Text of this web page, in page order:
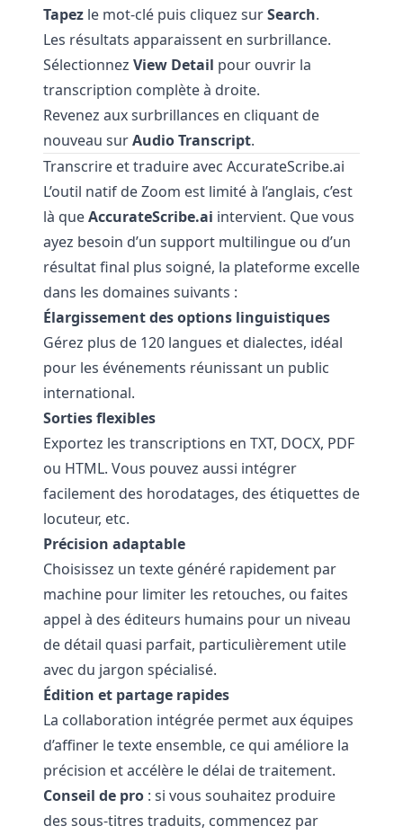
Tapez le mot-clé puis cliquez surSearch.
Les résultats apparaissent en surbrillance.
Sélectionnez View Detail pour ouvrir la
transcription complète à droite.
Revenez aux surbrillances en cliquant de
nouveau surAudio Transcript.
Transcrire et traduire avec AccurateScribe.ai
L’outil natif de Zoom est limité à l’anglais, c’est
là queAccurateScribe.ai intervient. Que vous
ayez besoin d’un support multilingue ou d’un
résultat final plus soigné, la plateforme excelle
dans les domaines suivants :
Élargissement des options linguistiques
Gérez plus de 120 langues et dialectes, idéal
pour les événements réunissant un public
international.
Sorties flexibles
Exportez les transcriptions en TXT, DOCX, PDF
ou HTML. Vous pouvez aussi intégrer
facilement des horodatages, des étiquettes de
locuteur, etc.
Précision adaptable
Choisissez un texte généré rapidement par
machine pour limiter les retouches, ou faites
appel à des éditeurs humains pour un niveau
de détail quasi parfait, particulièrement utile
avec du jargon spécialisé.
Édition et partage rapides
La collaboration intégrée permet aux équipes
d’affiner le texte ensemble, ce qui améliore la
précision et accélère le délai de traitement.
Conseil de pro : si vous souhaitez produire
des sous-titres traduits, commencez par